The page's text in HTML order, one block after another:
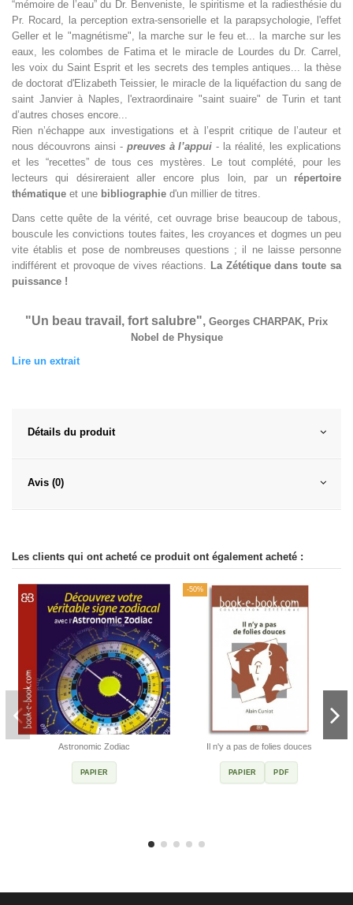
“mémoire de l’eau” du Dr. Benveniste, le spiritisme et la radiesthésie du
Pr. Rocard, la perception extra-sensorielle et la parapsychologie, l'effet
Geller et le "magnétisme", la marche sur le feu et... la marche sur les
eaux, les colombes de Fatima et le miracle de Lourdes du Dr. Carrel,
les voix du Saint Esprit et les secrets des temples antiques... la thèse
de doctorat d'Elizabeth Teissier, le miracle de la liquéfaction du sang de
saint Janvier à Naples, l'extraordinaire "saint suaire" de Turin et tant
d’autres choses encore...
Rien n’échappe aux investigations et à l’esprit critique de l’auteur et
nous découvrons ainsi -preuves à l’appui - la réalité, les explications
et les “recettes” de tous ces mystères. Le tout complété, pour les
lecteurs qui désireraient aller encore plus loin, par un répertoire
thématique et une bibliographie d'un millier de titres.
Dans cette quête de la vérité, cet ouvrage brise beaucoup de tabous,
bouscule les convictions toutes faites, les croyances et dogmes un peu
vite établis et pose de nombreuses questions ; il ne laisse personne
indifférent et provoque de vives réactions. La Zététique dans toute sa
puissance !
"Un beau travail, fort salubre", Georges CHARPAK, Prix
Nobel de Physique
Lire un extrait
Détails du produit
Avis (0)
Les clients qui ont acheté ce produit ont également acheté :
Astronomic Zodiac
PAPIER
-50%
Il n'y a pas de folies douces
PAPIER PDF